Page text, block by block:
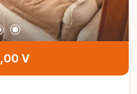
V